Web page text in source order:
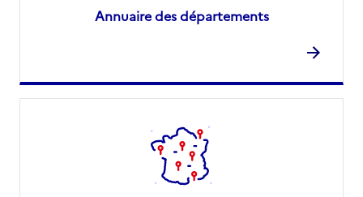
Annuaire des départements